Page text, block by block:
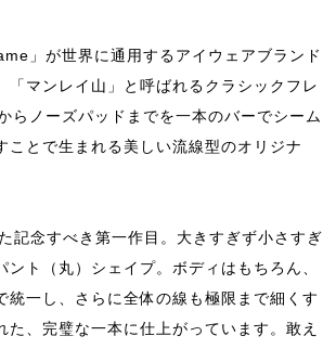
」が世界に通用するアイウェアブランド
マンレイ山」と呼ばれるクラシックフレ
らノーズパッドまでを一本のバーでシーム
ことで生まれる美しい流線型のオリジナ
記念すべき第一作目。大きすぎず小さすぎ
ト（丸）シェイプ。ボディはもちろん、
一し、さらに全体の線も極限まで細くす
、完璧な一本に仕上がっています。敢え